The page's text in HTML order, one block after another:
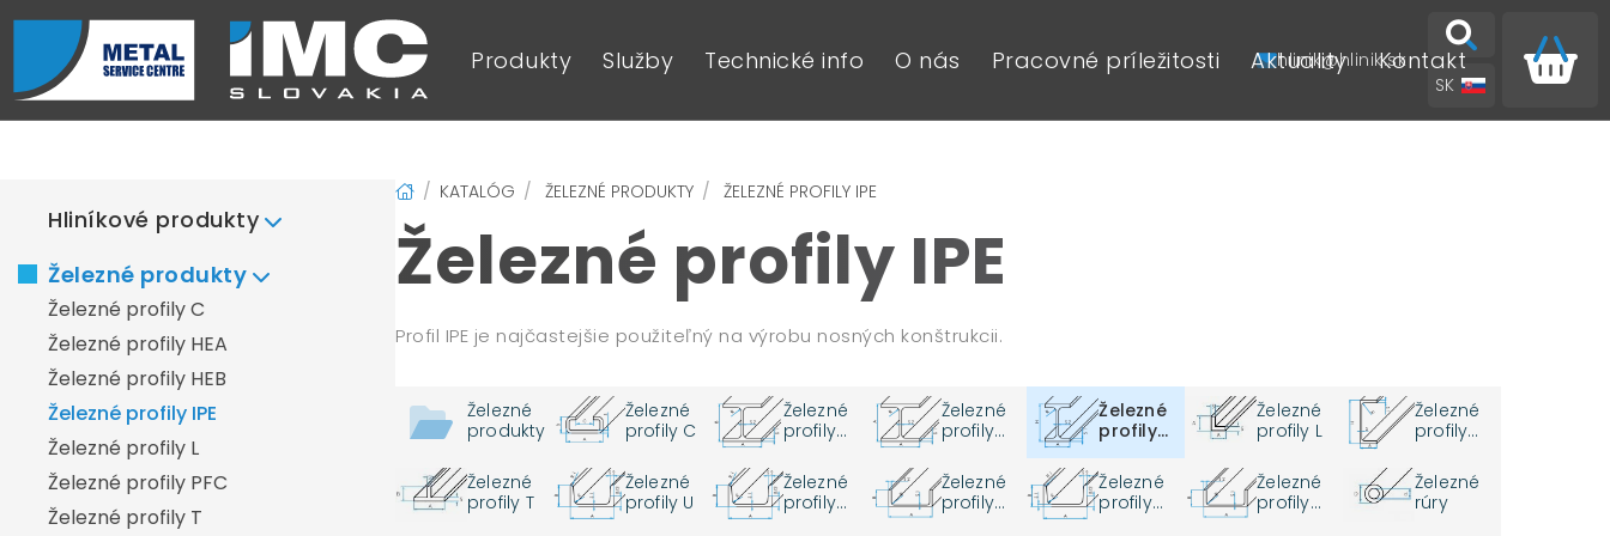
Produkty Služby Technické info O nás Pracovné príležitosti Aktuality Kontakt
hlinik@hlinik.sk
SK
Hliníkové produkty
Hliníkové plechy duett
Hliníkové plechy Elox+
Hliníkové plechy frézované
Hliníkové plechy liate
Hliníkové plechy quintett
Hliníkové plechy valcované
Hliníkový profil L
Železné produkty
Železné profily C
Železné profily HEA
Železné profily HEB
Železné profily IPE
Železné profily L
Železné profily PFC
Železné profily T
KATALÓG ŽELEZNÉ PRODUKTY ŽELEZNÉ PROFILY IPE
Železné profily IPE
Profil IPE je najčastejšie použiteľný na výrobu nosných konštrukcii.
Železné
produkty
Železné
profily C
Železné
profily
Železné
profily
Železné
profily
Železné
profily L
Železné
profily
Železné
profily T
Železné
profily U
Železné
profily
Železné
profily
Železné
profily
Železné
profily
Železné
rúry